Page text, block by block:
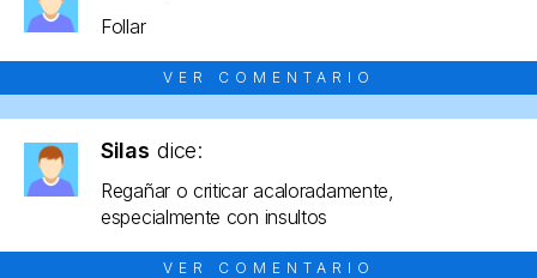
Follar
VER COMENTARIO
Silas dice:
Regañar o criticar acaloradamente,
especialmente con insultos
VER COMENTARIO